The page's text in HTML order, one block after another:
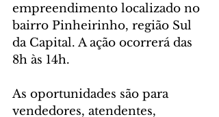
empreendimento localizado no
bairro Pinheirinho, região Sul
da Capital. A ação ocorrerá das
8h às 14h.
As oportunidades são para
vendedores, atendentes,